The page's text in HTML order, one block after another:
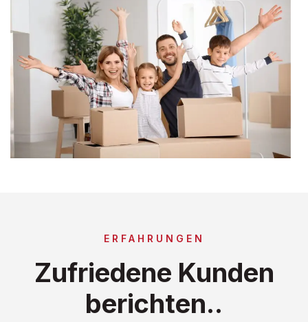
ERFAHRUNGEN
Zufriedene Kunden
berichten..